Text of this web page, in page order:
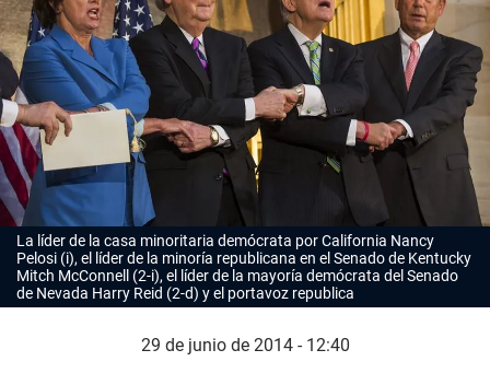
La líder de la casa minoritaria demócrata por California Nancy
Pelosi (i), el líder de la minoría republicana en el Senado de Kentucky
Mitch McConnell (2-i), el líder de la mayoría demócrata del Senado
de Nevada Harry Reid (2-d) y el portavoz republica
29 de junio de 2014 - 12:40